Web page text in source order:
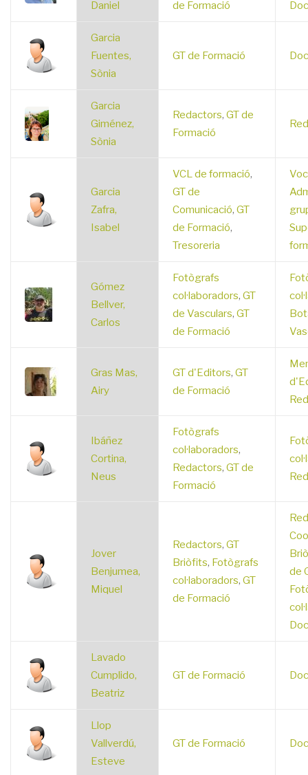
Daniel de Formació
Garcia
Fuentes,
Sònia
GT de Formació
Garcia
Giménez,
Sònia
Redactors, GT de
Formació
Garcia
Zafra,
Isabel
VCL de formació,
GT de
Comunicació, GT
de Formació,
Tresoreria
Gómez
Bellver,
Carlos
Fotògrafs
col·laboradors, GT
de Vasculars, GT
de Formació
Gras Mas,
Airy
GT d'Editors, GT
de Formació
Ibáñez
Cortina,
Neus
Fotògrafs
col·laboradors,
Redactors, GT de
Formació
Jover
Benjumea,
Miquel
Redactors, GT
Briòfits, Fotògrafs
col·laboradors, GT
de Formació
de
Lavado
Cumplido,
Beatriz
GT de Formació
Llop
Vallverdú,
Esteve
GT de Formació